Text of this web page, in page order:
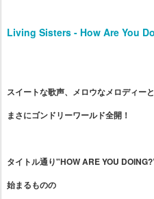
Living Sisters - How Are You
スイートな歌声、メロウなメロディー
まさにゴンドリーワールド全開！
タイトル通り"HOW ARE YOU
始まるものの